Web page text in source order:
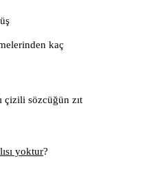
kaç
çizili sözcüğün zıt
yoktur?